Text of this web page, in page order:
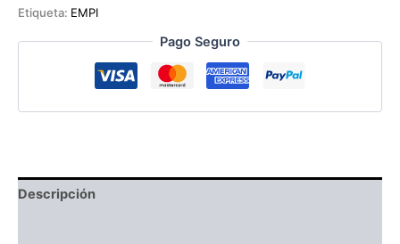
Etiqueta: EMPI
Pago Seguro
Descripción